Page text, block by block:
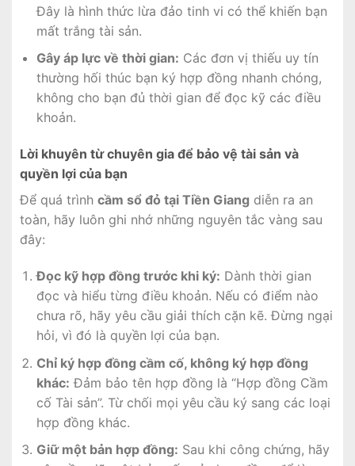
Đây là hình thức lừa đảo tinh vi có thể khiến bạn
mất trắng tài sản.
Gây áp lực về thời gian: Các đơn vị thiếu uy tín
thường hối thúc bạn ký hợp đồng nhanh chóng,
không cho bạn đủ thời gian để đọc kỹ các điều
khoản.
Lời khuyên từ chuyên gia để bảo vệ tài sản và
quyền lợi của bạn
Để quá trình cầm sổ đỏ tại Tiền Giang diễn ra an
toàn, hãy luôn ghi nhớ những nguyên tắc vàng sau
đây:
Đọc kỹ hợp đồng trước khi ký: Dành thời gian
đọc và hiểu từng điều khoản. Nếu có điểm nào
chưa rõ, hãy yêu cầu giải thích cặn kẽ. Đừng ngại
hỏi, vì đó là quyền lợi của bạn.
Chỉ ký hợp đồng cầm cố, không ký hợp đồng
khác: Đảm bảo tên hợp đồng là “Hợp đồng Cầm
cố Tài sản”. Từ chối mọi yêu cầu ký sang các loại
hợp đồng khác.
Giữ một bản hợp đồng: Sau khi công chứng, hãy